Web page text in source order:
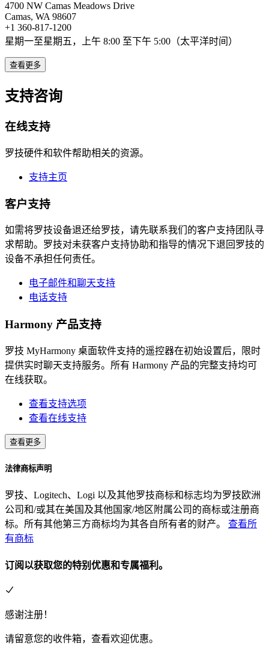
4700 NW Camas Meadows Drive
Camas, WA 98607
+1 360-817-1200
星期一至星期五，上午 8:00 至下午 5:00（太平洋时间）
查看更多
支持咨询
在线支持
罗技硬件和软件帮助相关的资源。
支持主页
客户支持
如需将罗技设备退还给罗技，请先联系我们的客户支持团队寻
求帮助。罗技对未获客户支持协助和指导的情况下退回罗技的
设备不承担任何责任。
电子邮件和聊天支持
电话支持
Harmony 产品支持
罗技 MyHarmony 桌面软件支持的遥控器在初始设置后，限时
提供实时聊天支持服务。所有 Harmony 产品的完整支持均可
在线获取。
查看支持选项
查看在线支持
查看更多
法律商标声明
罗技、Logitech、Logi 以及其他罗技商标和标志均为罗技欧洲
公司和/或其在美国及其他国家/地区附属公司的商标或注册商
标。所有其他第三方商标均为其各自所有者的财产。 查看所
有商标
订阅以获取您的特别优惠和专属福利。
感谢注册！
请留意您的收件箱，查看欢迎优惠。